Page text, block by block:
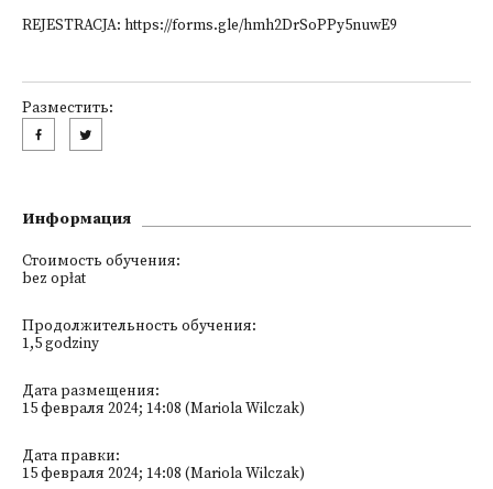
REJESTRACJA: https://forms.gle/hmh2DrSoPPy5nuwE9
Разместить:
Информация
Стоимость обучения:
bez opłat
Продолжительность обучения:
1,5 godziny
Дата размещения:
15 февраля 2024; 14:08 (Mariola Wilczak)
Дата правки:
15 февраля 2024; 14:08 (Mariola Wilczak)